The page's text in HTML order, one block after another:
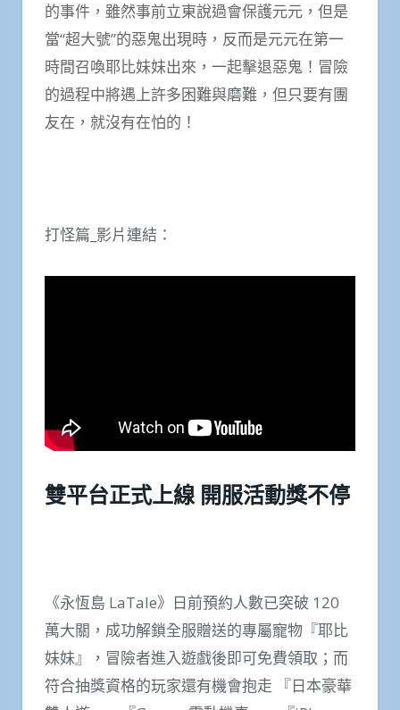
的事件，雖然事前立東說過會保護元元，但是
當“超大號”的惡鬼出現時，反而是元元在第一
時間召喚耶比妹妹出來，一起擊退惡鬼！冒險
的過程中將遇上許多困難與磨難，但只要有團
友在，就沒有在怕的！
打怪篇_影片連結：
雙平台正式上線 開服活動獎不停
《永恆島 LaTale》日前預約人數已突破 120
萬大關，成功解鎖全服贈送的專屬寵物『耶比
妹妹』，冒險者進入遊戲後即可免費領取；而
符合抽獎資格的玩家還有機會抱走 『日本豪華